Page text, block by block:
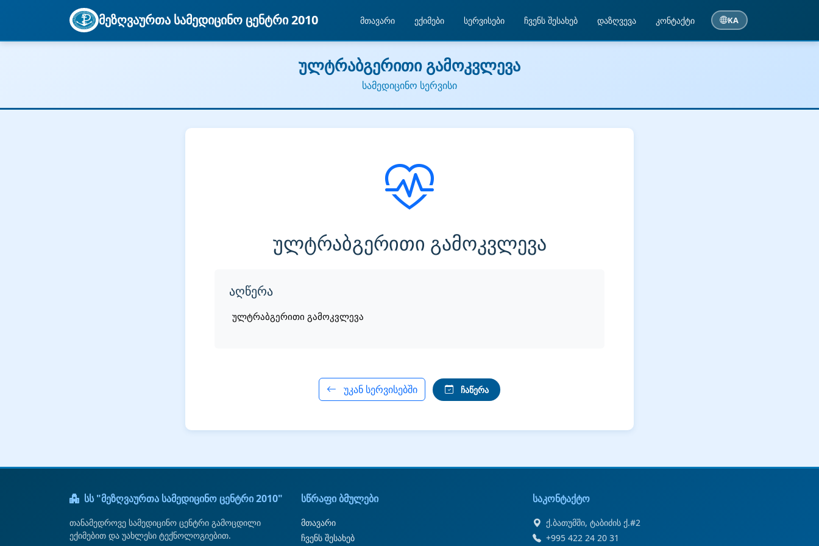
მეზღვაურთა სამედიცინო ცენტრი 2010 მთავარი ექიმები სერვისები ჩვენს შესახებ დაზღვევა კონტაქტი KA
ულტრაბგერითი გამოკვლევა
სამედიცინო სერვისი
ულტრაბგერითი გამოკვლევა
აღწერა
ულტრაბგერითი გამოკვლევა
უკან სერვისებში ჩაწერა
სს "მეზღვაურთა სამედიცინო ცენტრი 2010"
თანამედროვე სამედიცინო ცენტრი გამოცდილი
ექიმებით და უახლესი ტექნოლოგიებით.
სწრაფი ბმულები
მთავარი
ჩვენს შესახებ
საკონტაქტო
ქ.ბათუმში, ტაბიძის ქ.#2
+995 422 24 20 31